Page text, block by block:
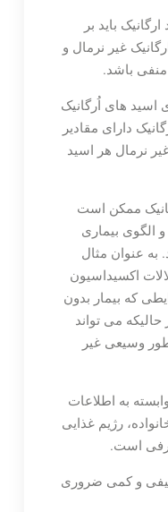
باید بر
غیر نرمال و
منفی باشد.
اسید های اُرگانیک
دارای مقادیر
نرمال هر اسید
ممکن است
الگوی بیماری
عنوان مثال
اکسیداسیون
که بیمار بدون
می تواند
وسیعی غیر
به اطلاعات
رژیم غذایی
است.
و کمی ضروری